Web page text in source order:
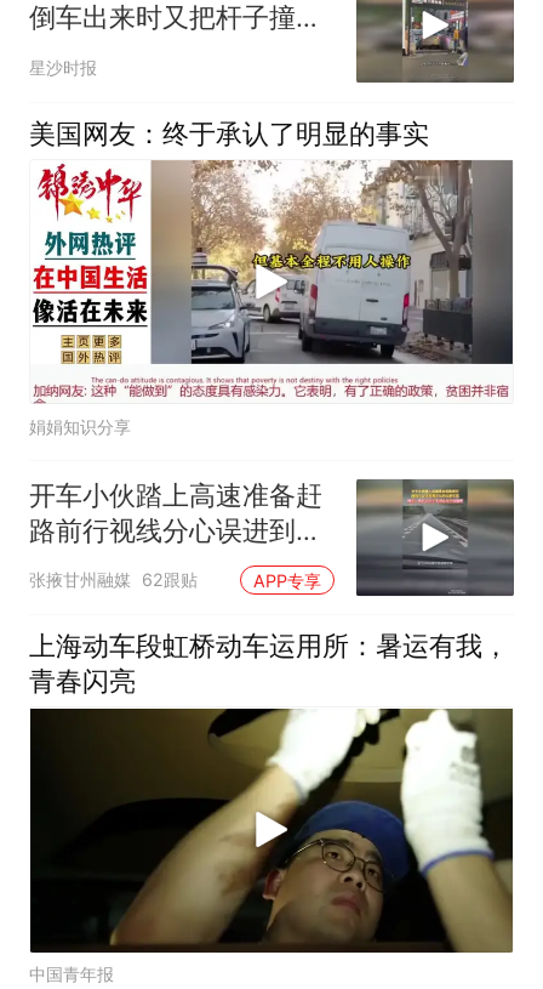
倒车出来时又把杆子撞倒
了，网友：那么大的字居
星沙时报
美国网友：终于承认了明显的事实
娟娟知识分享
开车小伙踏上高速准备赶
路前行视线分心误进到旁
人的行驶车道网友：别担
心分了 先担心安全问题吧
张掖甘州融媒 62跟贴 APP专享
上海动车段虹桥动车运用所：暑运有我，
青春闪亮
中国青年报